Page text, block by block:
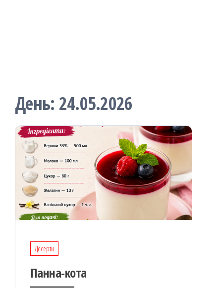
День: 24.05.2026
Десерти
Панна-кота